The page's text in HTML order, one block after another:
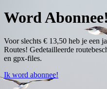
Word Abonnee!
Voor slechts € 13,50 heb je een
Routes! Gedetailleerde
en gpx-files.
Ik word abonnee!